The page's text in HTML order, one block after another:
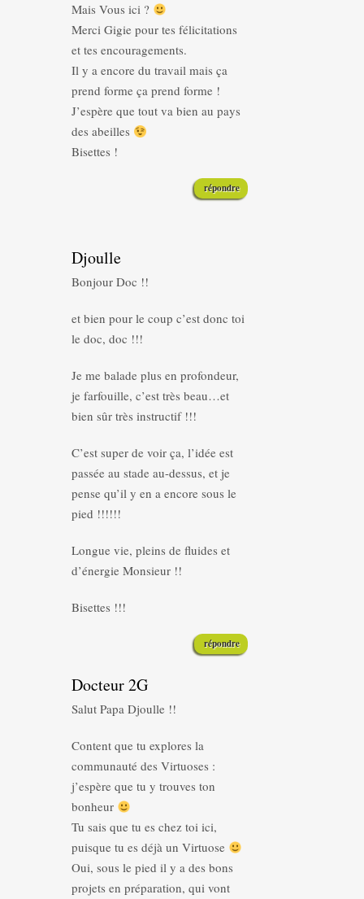
Mais Vous ici ?
Merci Gigie pour tes félicitations
et tes encouragements.
Il y a encore du travail mais ça
prend forme ça prend forme !
J’espère que tout va bien au pays
des abeilles
Bisettes !
répondre
Djoulle
Bonjour Doc !!
et bien pour le coup c’est donc toi
le doc, doc !!!
Je me balade plus en profondeur,
je farfouille, c’est très beau…et
bien sûr très instructif !!!
C’est super de voir ça, l’idée est
passée au stade au-dessus, et je
pense qu’il y en a encore sous le
pied !!!!!!
Longue vie, pleins de fluides et
d’énergie Monsieur !!
Bisettes !!!
répondre
Docteur 2G
Salut Papa Djoulle !!
Content que tu explores la
communauté des Virtuoses :
j’espère que tu y trouves ton
bonheur
Tu sais que tu es chez toi ici,
puisque tu es déjà un Virtuose
Oui, sous le pied il y a des bons
projets en préparation, qui vont